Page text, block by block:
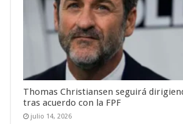
Thomas Christiansen seguirá
tras acuerdo con la FPF
julio 14, 2026